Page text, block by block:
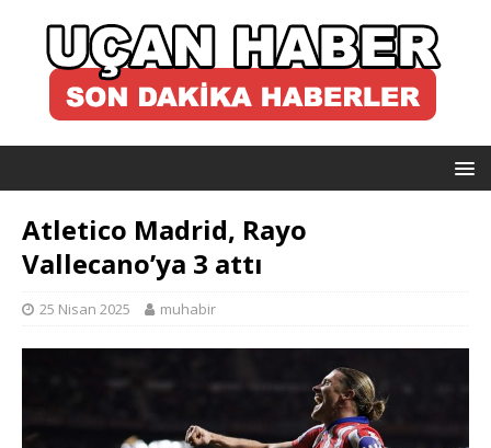
Atletico Madrid, Rayo
Vallecano’ya 3 attı
25 Nisan 2025 muhabir